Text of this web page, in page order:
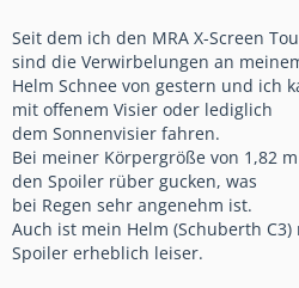
Seit dem ich den MRA X-Screen
sind die Verwirbelungen an
Helm Schnee von gestern und ich
mit offenem Visier oder lediglich
dem Sonnenvisier fahren.
Bei meiner Körpergröße von 1,82
den Spoiler rüber gucken, was
bei Regen sehr angenehm ist.
Auch ist mein Helm (Schuberth
Spoiler erheblich leiser.